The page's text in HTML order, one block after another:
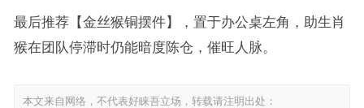
最后推荐【金丝猴铜摆件】，置于办公桌左角，助生肖
猴在团队停滞时仍能暗度陈仓，催旺人脉。
本文来自网络，不代表好睐吾立场，转载请注明出处：